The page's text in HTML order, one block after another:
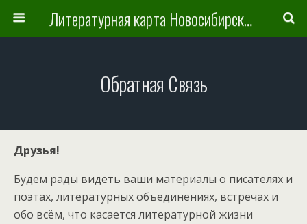
Литературная карта Новосибирска и Новосибирской области
Обратная Связь
Друзья!
Будем рады видеть ваши материалы о писателях и
поэтах, литературных объединениях, встречах и
обо всём, что касается литературной жизни